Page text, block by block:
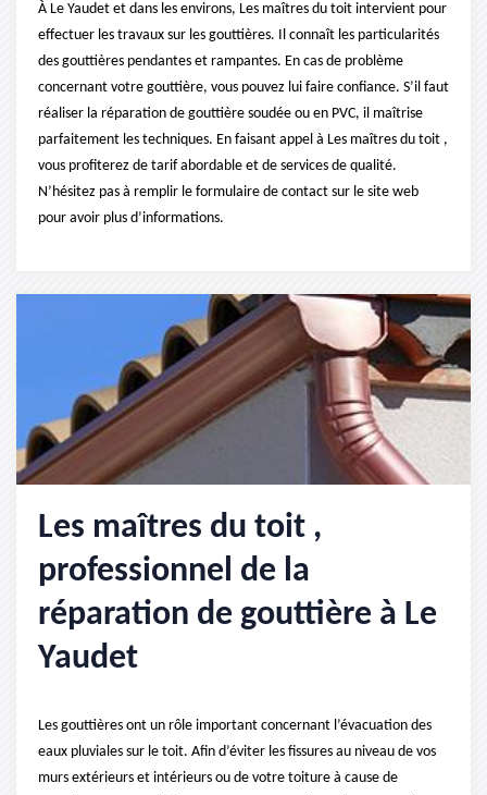
À Le Yaudet et dans les environs, Les maîtres du toit intervient pour
effectuer les travaux sur les gouttières. Il connaît les particularités
des gouttières pendantes et rampantes. En cas de problème
concernant votre gouttière, vous pouvez lui faire confiance. S’il faut
réaliser la réparation de gouttière soudée ou en PVC, il maîtrise
parfaitement les techniques. En faisant appel à Les maîtres du toit ,
vous profiterez de tarif abordable et de services de qualité.
N’hésitez pas à remplir le formulaire de contact sur le site web
pour avoir plus d’informations.
Les maîtres du toit ,
professionnel de la
réparation de gouttière à Le
Yaudet
Les gouttières ont un rôle important concernant l’évacuation des
eaux pluviales sur le toit. Afin d’éviter les fissures au niveau de vos
murs extérieurs et intérieurs ou de votre toiture à cause de